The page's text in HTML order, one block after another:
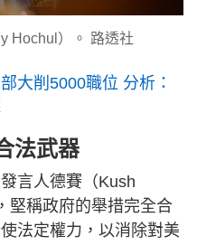
Hochul）。 路透社
大削5000職位 分析：
法武器
言人德賽（Kush
堅稱政府的舉措完全合
法定權力，以消除對美